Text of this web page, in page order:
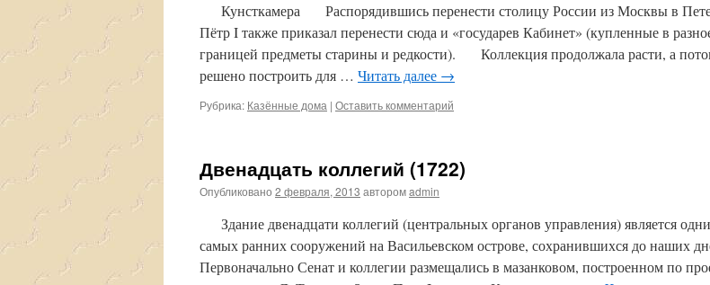
Кунсткамера Распорядившись перенести столицу России из Москвы в
Пётр I также приказал перенести сюда и «государев Кабинет» (купленные в
границей предметы старины и редкости). Коллекция продолжала расти, а
решено построить для … Читать далее →
Рубрика: Казённые дома | Оставить комментарий
Двенадцать коллегий (1722)
Опубликовано 2 февраля, 2013 авторомadmin
Здание двенадцати коллегий (центральных органов управления) является
самых ранних сооружений на Васильевском острове, сохранившихся до наших
Первоначально Сенат и коллегии размещались в мазанковом, построенном по